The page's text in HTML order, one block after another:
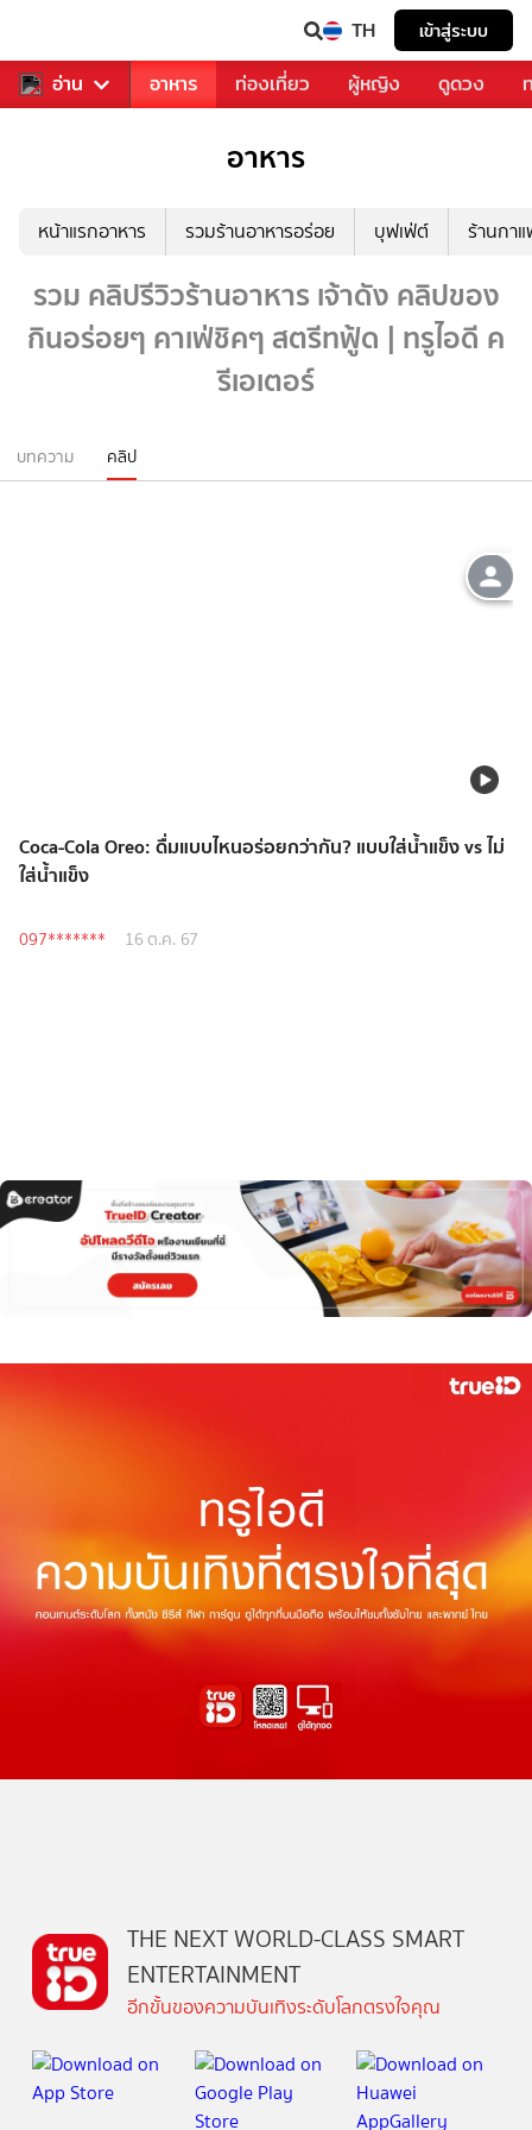
TH เข้าสู่ระบบ
อ่าน
รวงการเพลง อาหาร ท่องเที่ยว ผู้หญิง ดูดวง
อาหาร
หน้าแรกอาหาร รวมร้านอาหารอร่อย บุฟเฟ่ต์ ร้านกา
รวม คลิปรีวิวร้านอาหาร เจ้าดัง คลิปของ
กินอร่อยๆ คาเฟ่ชิคๆ สตรีทฟู้ด | ทรูไอดี ค
รีเอเตอร์
บทความ คลิป
Coca-Cola Oreo: ดื่มแบบไหนอร่อยกว่ากัน? แบบใส่น้ำแข็ง vs ไม่
ใส่น้ำแข็ง
097******* 16 ต.ค. 67
THE NEXT WORLD-CLASS SMART
ENTERTAINMENT
อีกขั้นของความบันเทิงระดับโลกตรงใจคุณ